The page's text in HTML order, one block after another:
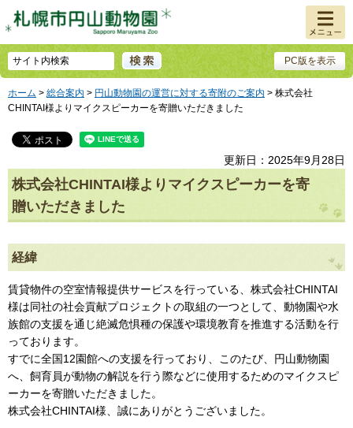
PC版を表示
メニュ
ー
ホーム > 総合案内 > 円山動物園の運営に対する寄附のご案内 > 株式会社
CHINTAI様よりマイクスピーカーを寄贈いただきました
更新日：2025年9月28日
株式会社CHINTAI様よりマイクスピーカーを寄
贈いただきました
経緯
賃貸物件の空室情報提供サービスを行っている、株式会社CHINTAI
様は同社の社会貢献プロジェクトの取組の一つとして、動物園や水
族館の支援を通じ絶滅危惧種の保護や環境教育を推進する活動を行
っております。
すでに全国12園館への支援を行っており、このたび、円山動物園
へ、飼育員が動物の解説を行う際などに使用するためのマイクスピ
ーカーを寄贈いただきました。
株式会社CHINTAI様、誠にありがとうございました。